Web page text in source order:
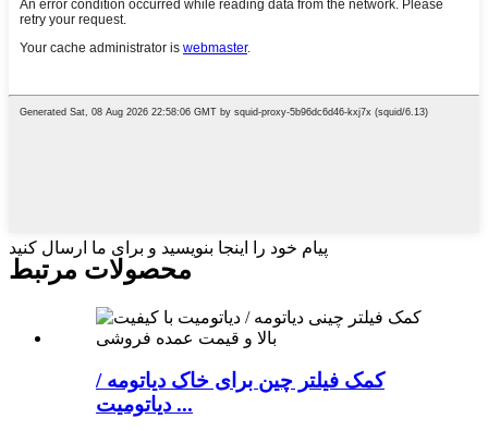
پیام خود را اینجا بنویسید و برای ما ارسال کنید
محصولات مرتبط
کمک فیلتر چین برای خاک دیاتومه /
دیاتومیت ...